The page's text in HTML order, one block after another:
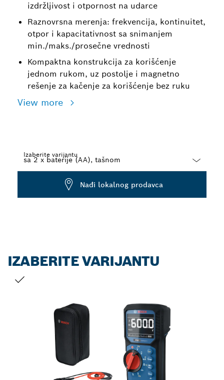
izdržljivost i otpornost na udarce
Raznovrsna merenja: frekvencija, kontinuitet,
otpor i kapacitativnost sa snimanjem
min./maks./prosečne vrednosti
Kompaktna konstrukcija za korišćenje
jednom rukom, uz postolje i magnetno
rešenje za kačenje za korišćenje bez ruku
View more
Izaberite varijantu
Nađi lokalnog prodavca
IZABERITE VARIJANTU